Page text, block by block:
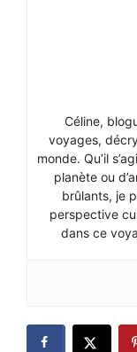
Céline,
voyages,
monde. Qu’il
planète ou
brûlants, je
perspective
dans ce